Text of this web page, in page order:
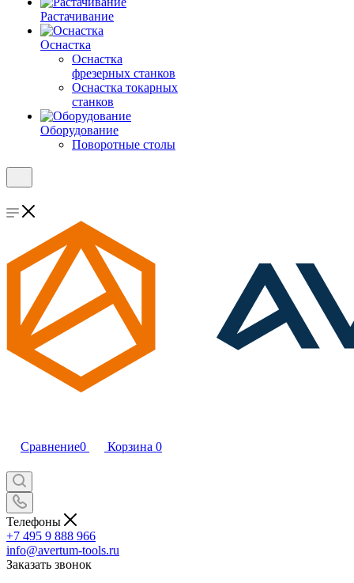
Растачивание
Оснастка
Оснастка
фрезерных станков
Оснастка токарных
станков
Оборудование
Поворотные столы
Сравнение0 Корзина 0
Телефоны
+7 495 9 888 966
info@avertum-tools.ru
Заказать звонок